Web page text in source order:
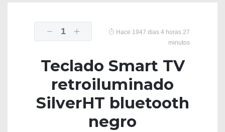
1
Hace 1947 dias 4 horas 27
minutos
Teclado Smart TV
retroiluminado
SilverHT bluetooth
negro